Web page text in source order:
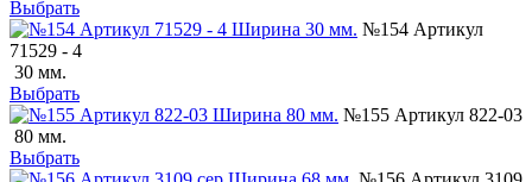
Выбрать
№154 Артикул
71529 - 4
30 мм.
Выбрать
№155 Артикул 822-03
80 мм.
Выбрать